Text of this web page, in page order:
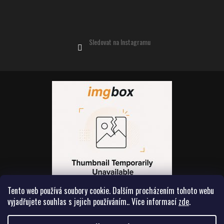
Tento web používá soubory cookie. Dalším procházením tohoto webu
vyjadřujete souhlas s jejich používáním.. Více informací zde.
Sledovat na Instagramu
Vytvořil Shoptet